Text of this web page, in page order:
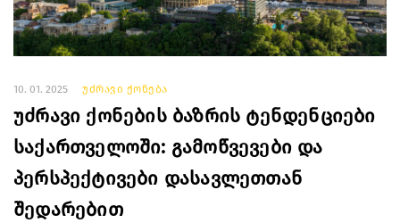
10. 01. 2025 უძრავი ქონება
უძრავი ქონების ბაზრის ტენდენციები
საქართველოში: გამოწვევები და
პერსპექტივები დასავლეთთან
შედარებით